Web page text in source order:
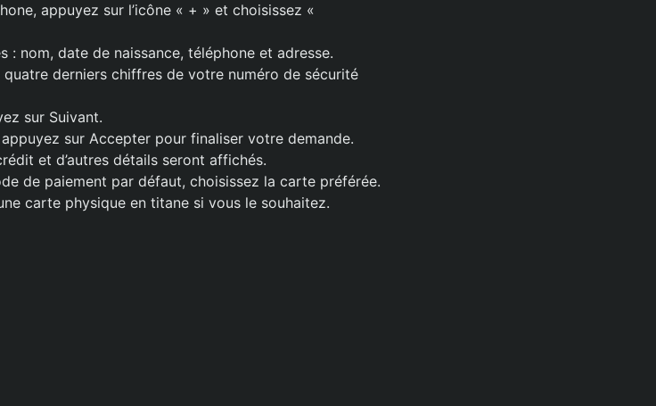
appuyez sur l’icône « + » et choisissez «
: nom, date de naissance, téléphone et adresse.
derniers chiffres de votre numéro de sécurité
sur Suivant.
sur Accepter pour finaliser votre demande.
et d’autres détails seront affichés.
de paiement par défaut, choisissez la carte préférée.
carte physique en titane si vous le souhaitez.